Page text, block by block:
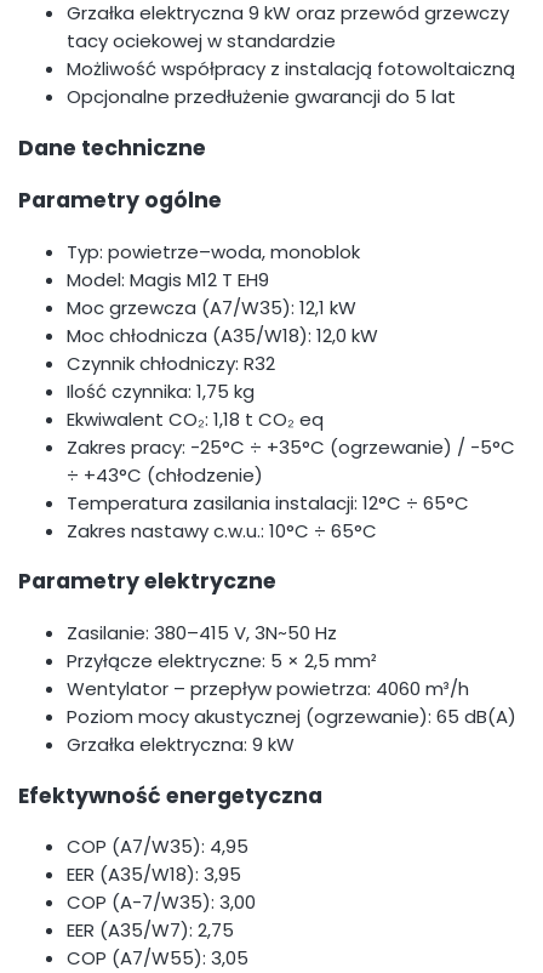
Grzałka elektryczna 9 kW oraz przewód grzewczy
tacy ociekowej w standardzie
Możliwość współpracy z instalacją fotowoltaiczną
Opcjonalne przedłużenie gwarancji do 5 lat
Dane techniczne
Parametry ogólne
Typ: powietrze–woda, monoblok
Model: Magis M12 T EH9
Moc grzewcza (A7/W35): 12,1 kW
Moc chłodnicza (A35/W18): 12,0 kW
Czynnik chłodniczy: R32
Ilość czynnika: 1,75 kg
Ekwiwalent CO₂: 1,18 t CO₂ eq
Zakres pracy: -25°C ÷ +35°C (ogrzewanie) / -5°C
÷ +43°C (chłodzenie)
Temperatura zasilania instalacji: 12°C ÷ 65°C
Zakres nastawy c.w.u.: 10°C ÷ 65°C
Parametry elektryczne
Zasilanie: 380–415 V, 3N~50 Hz
Przyłącze elektryczne: 5 × 2,5 mm²
Wentylator – przepływ powietrza: 4060 m³/h
Poziom mocy akustycznej (ogrzewanie): 65 dB(A)
Grzałka elektryczna: 9 kW
Efektywność energetyczna
COP (A7/W35): 4,95
EER (A35/W18): 3,95
COP (A-7/W35): 3,00
EER (A35/W7): 2,75
COP (A7/W55): 3,05